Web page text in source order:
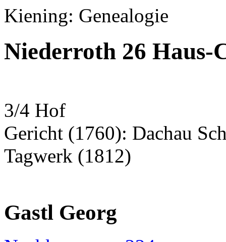
Kiening: Genealogie
Niederroth 26
3/4 Hof
Gericht (1760): Dachau
Tagwerk (1812)
Gastl Georg